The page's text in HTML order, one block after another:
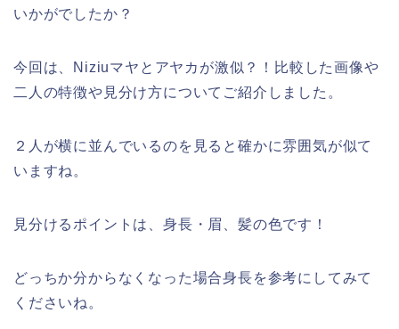
いかがでしたか？
今回は、Niziuマヤとアヤカが激似？！比較した画像や
二人の特徴や見分け方についてご紹介しました。
２人が横に並んでいるのを見ると確かに雰囲気が似て
いますね。
見分けるポイントは、身長・眉、髪の色です！
どっちか分からなくなった場合身長を参考にしてみて
くださいね。